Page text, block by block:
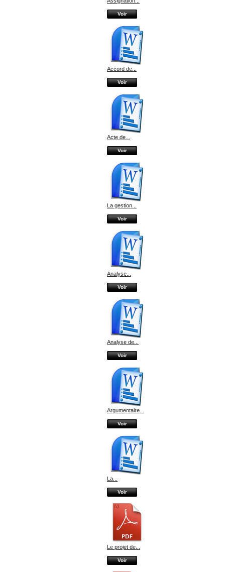
Voir
Accord de...
Voir
Acte de...
Voir
La gestion...
Voir
Analyse...
Voir
Analyse de...
Voir
Argumentaire...
Voir
La...
Voir
Le projet de...
Voir